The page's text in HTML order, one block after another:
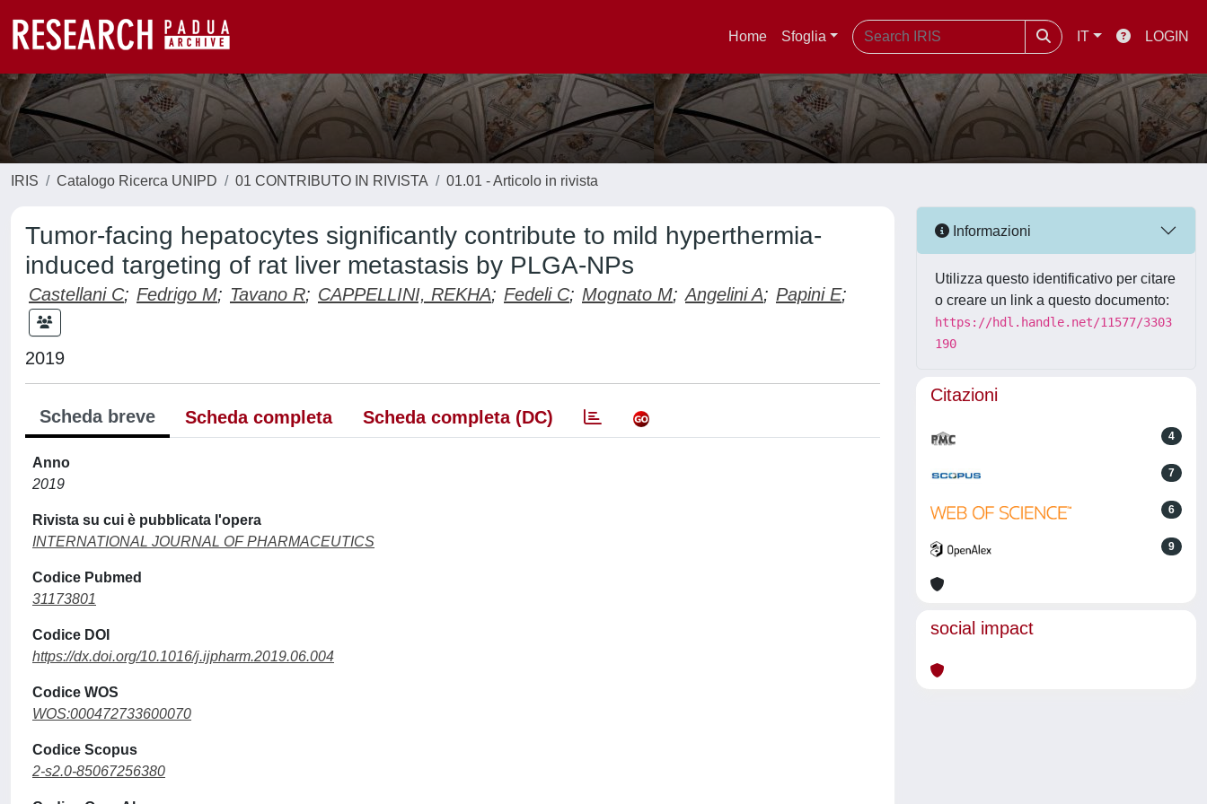
Home Sfoglia IT LOGIN
IRIS Catalogo Ricerca UNIPD 01 CONTRIBUTO IN RIVISTA 01.01 - Articolo in rivista
Tumor-facing hepatocytes significantly contribute to mild hyperthermia-
induced targeting of rat liver metastasis by PLGA-NPs
Castellani C; Fedrigo M; Tavano R; CAPPELLINI, REKHA; Fedeli C; Mognato M; Angelini A; Papini E;
2019
Scheda breve Scheda completa Scheda completa (DC)
Anno
2019
Rivista su cui è pubblicata l'opera
INTERNATIONAL JOURNAL OF PHARMACEUTICS
Codice Pubmed
31173801
Codice DOI
https://dx.doi.org/10.1016/j.ijpharm.2019.06.004
Codice WOS
WOS:000472733600070
Codice Scopus
2-s2.0-85067256380
Informazioni
Utilizza questo identificativo per citare
o creare un link a questo documento:
https://hdl.handle.net/11577/3303
190
Citazioni
4
7
6
9
social impact